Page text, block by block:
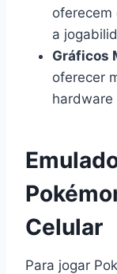
a
Gráficos
oferecer
hardware
Celular
Para jogar